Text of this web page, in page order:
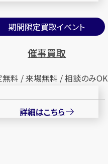
期間限定買取イベント
催事買取
無料 / 来場無料 / 相談のみOK
詳細はこちら